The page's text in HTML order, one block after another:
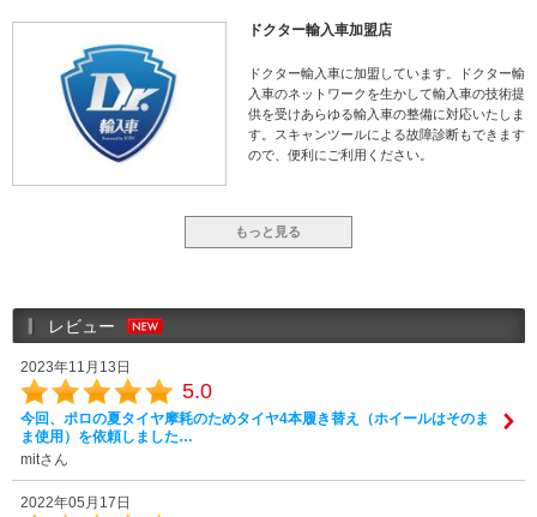
ドクター輸入車加盟店
ドクター輸入車に加盟しています。ドクター輸
入車のネットワークを生かして輸入車の技術提
供を受けあらゆる輸入車の整備に対応いたしま
す。スキャンツールによる故障診断もできます
ので、便利にご利用ください。
もっと見る
レビュー
2023年11月13日
5.0
今回、ポロの夏タイヤ摩耗のためタイヤ4本履き替え（ホイールはそのま
ま使用）を依頼しました…
mitさん
2022年05月17日